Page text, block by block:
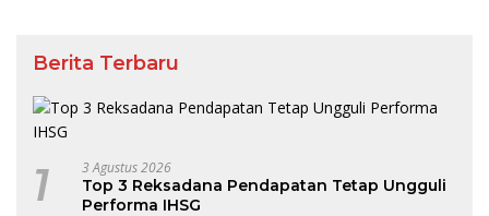
Berita Terbaru
1 3 Agustus 2026
Top 3 Reksadana Pendapatan Tetap Ungguli
Performa IHSG